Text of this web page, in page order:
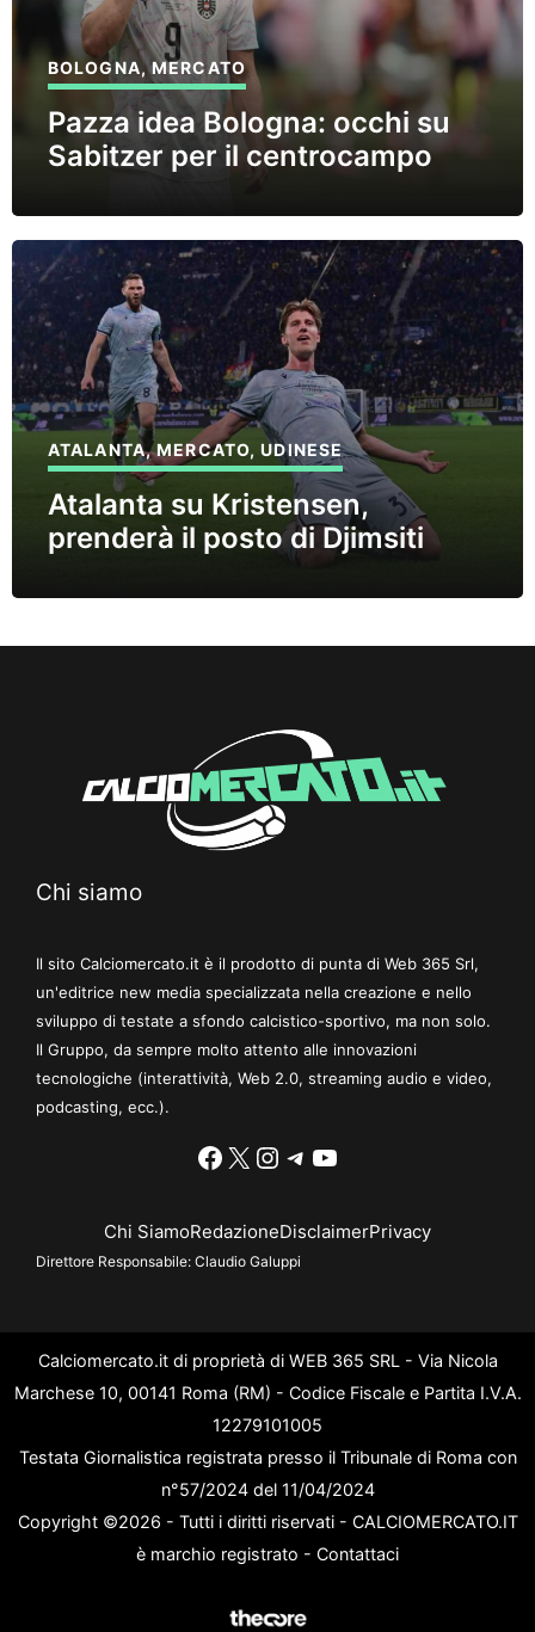
BOLOGNA,MERCATO
Pazza idea Bologna: occhi su
Sabitzer per il centrocampo
ATALANTA,MERCATO,UDINESE
Atalanta su Kristensen,
prenderà il posto di Djimsiti
Chi siamo
Il sito Calciomercato.it è il prodotto di punta di Web 365 Srl,
un'editrice new media specializzata nella creazione e nello
sviluppo di testate a sfondo calcistico-sportivo, ma non solo.
Il Gruppo, da sempre molto attento alle innovazioni
tecnologiche (interattività, Web 2.0, streaming audio e video,
podcasting, ecc.).
Facebook
X Instagram
Telegram
YouTube
Chi SiamoRedazioneDisclaimerPrivacy
Direttore Responsabile: Claudio Galuppi
Calciomercato.it di proprietà di WEB 365 SRL - Via Nicola
Marchese 10, 00141 Roma (RM) - Codice Fiscale e Partita I.V.A.
12279101005
Testata Giornalistica registrata presso il Tribunale di Roma con
n°57/2024 del 11/04/2024
Copyright ©2026 - Tutti i diritti riservati - CALCIOMERCATO.IT
è marchio registrato - Contattaci